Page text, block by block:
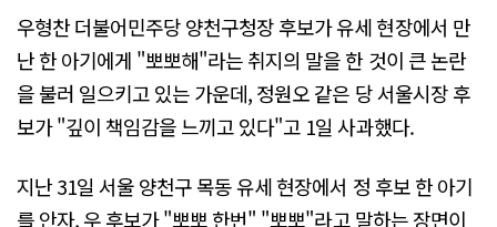
우형찬 더불어민주당 양천구청장 후보가 유세 현장에서 만
난 한 아기에게 "뽀뽀해"라는 취지의 말을 한 것이 큰 논란
을 불러 일으키고 있는 가운데, 정원오 같은 당 서울시장 후
보가 "깊이 책임감을 느끼고 있다"고 1일 사과했다.
지난 31일 서울 양천구 목동 유세 현장에서 정 후보 한 아기
를 안자, 우 후보가 "뽀뽀 한번" "뽀뽀"라고 말하는 장면이